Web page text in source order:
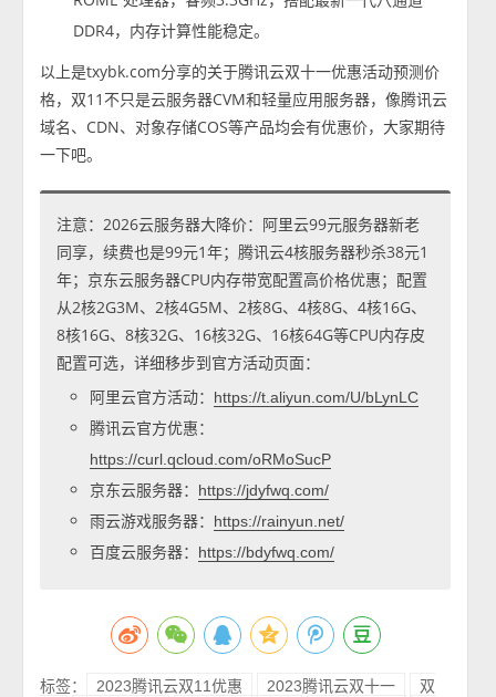
DDR4，内存计算性能稳定。
以上是txybk.com分享的关于腾讯云双十一优惠活动预测价
格，双11不只是云服务器CVM和轻量应用服务器，像腾讯云
域名、CDN、对象存储COS等产品均会有优惠价，大家期待
一下吧。
注意：2026云服务器大降价：阿里云99元服务器新老
同享，续费也是99元1年；腾讯云4核服务器秒杀38元1
年；京东云服务器CPU内存带宽配置高价格优惠；配置
从2核2G3M、2核4G5M、2核8G、4核8G、4核16G、
8核16G、8核32G、16核32G、16核64G等CPU内存皮
配置可选，详细移步到官方活动页面：
阿里云官方活动：
https://t.aliyun.com/U/bLynLC
腾讯云官方优惠：
https://curl.qcloud.com/oRMoSucP
京东云服务器： https://jdyfwq.com/
雨云游戏服务器： https://rainyun.net/
百度云服务器： https://bdyfwq.com/
标签： 2023腾讯云双11优惠 2023腾讯云双十一
双